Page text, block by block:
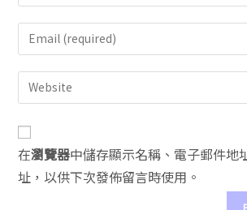
在瀏覽器中儲存顯示名稱、電子郵件地
址，以供下次發佈留言時使用。